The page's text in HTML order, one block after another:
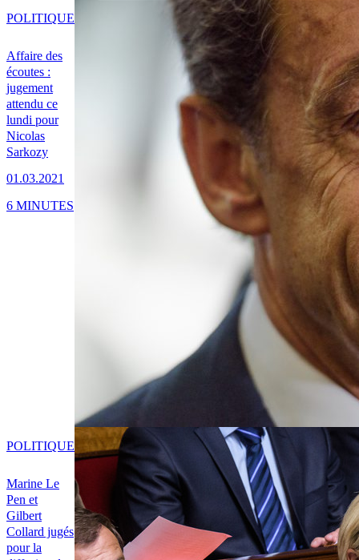
Affaire des
écoutes :
jugement
attendu ce
lundi pour
Nicolas
Sarkozy
01.03.2021
POLITIQUE
6 MINUTES
Marine Le
Pen et
Gilbert
Collard jugés
pour la
POLITIQUE